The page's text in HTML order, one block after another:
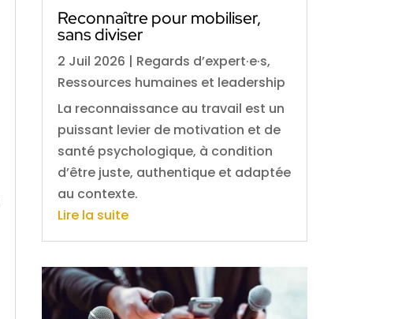
Reconnaître pour mobiliser,
sans diviser
2 Juil 2026 | Regards d’expert·e·s,
Ressources humaines et leadership
La reconnaissance au travail est un
puissant levier de motivation et de
santé psychologique, à condition
d’être juste, authentique et adaptée
au contexte.
Lire la suite